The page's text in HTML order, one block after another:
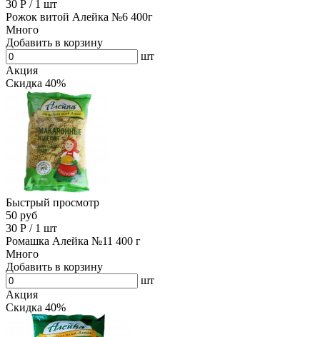
30 Р / 1 шт
Рожок витой Алейка №6 400г
Много
Добавить в корзину
шт
Акция
Скидка 40%
Быстрый просмотр
50 руб
30 Р / 1 шт
Ромашка Алейка №11 400 г
Много
Добавить в корзину
шт
Акция
Скидка 40%